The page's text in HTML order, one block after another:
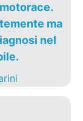
ma
nel